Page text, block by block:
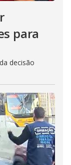
para
decisão